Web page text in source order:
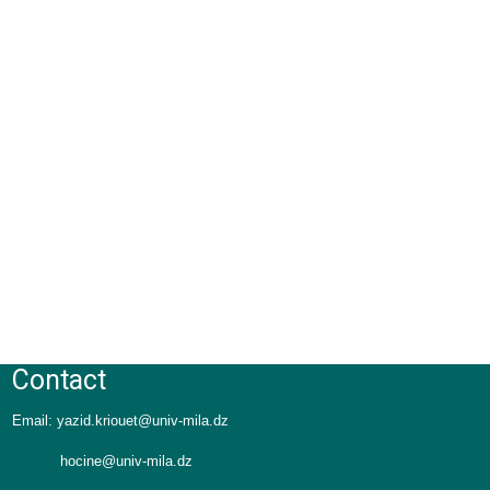
Contact
Email: yazid.kriouet@univ-mila.dz
hocine@univ-mila.dz